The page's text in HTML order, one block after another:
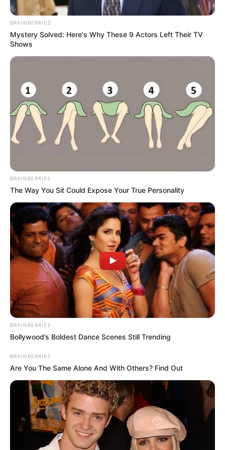
Por:María Camila Torres Cepeda
Enero 26, 2021
COMPARTIR
Elpresidente Iván Duquelamentó con profundo dolor la
muerte del ministro de Defensa, Carlos Holmes Trujillo,
a causa del coronavirus.
Lea También:Falleció Julio Roberto Gómez, presidente
de la CGT
“Se fue mi amigo y compañero de lucha (…) la muerte de
Carlos Holmes Trujillo me llena de dolor. Su cariño hacia
mis hijos nunca lo olvidaremos con María Juliana”,
expresó el mandatario.
BRAINBERRIES
Mystery Solved: Here's Why These 9 Actors Left Their TV
Shows
BRAINBERRIES
The Way You Sit Could Expose Your True Personality
BRAINBERRIES
Bollywood’s Boldest Dance Scenes Still Trending
BRAINBERRIES
Are You The Same Alone And With Others? Find Out